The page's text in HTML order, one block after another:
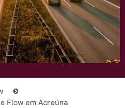
Flow em Acreúna